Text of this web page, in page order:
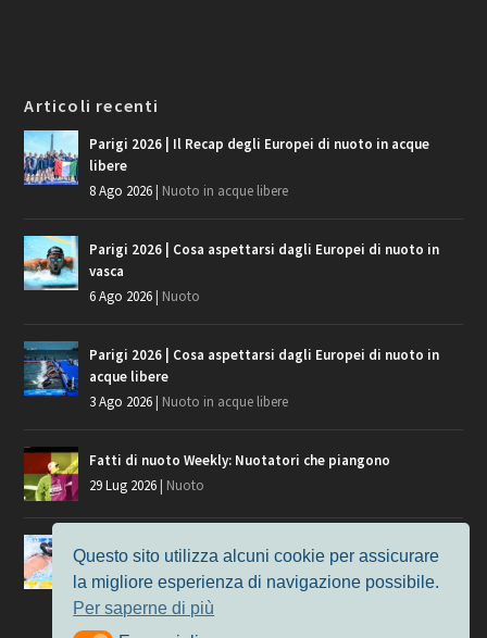
Articoli recenti
Parigi 2026 | Il Recap degli Europei di nuoto in acque
libere
8 Ago 2026| Nuoto in acque libere
Parigi 2026 | Cosa aspettarsi dagli Europei di nuoto in
vasca
6 Ago 2026| Nuoto
Parigi 2026 | Cosa aspettarsi dagli Europei di nuoto in
acque libere
3 Ago 2026| Nuoto in acque libere
Fatti di nuoto Weekly: Nuotatori che piangono
29 Lug 2026| Nuoto
Giochi del Mediterraneo, i convocati del nuoto per
9 Lug 2026
Nuoto
Questo sito utilizza alcuni cookie per assicurare
la migliore esperienza di navigazione possibile.
Per saperne di più